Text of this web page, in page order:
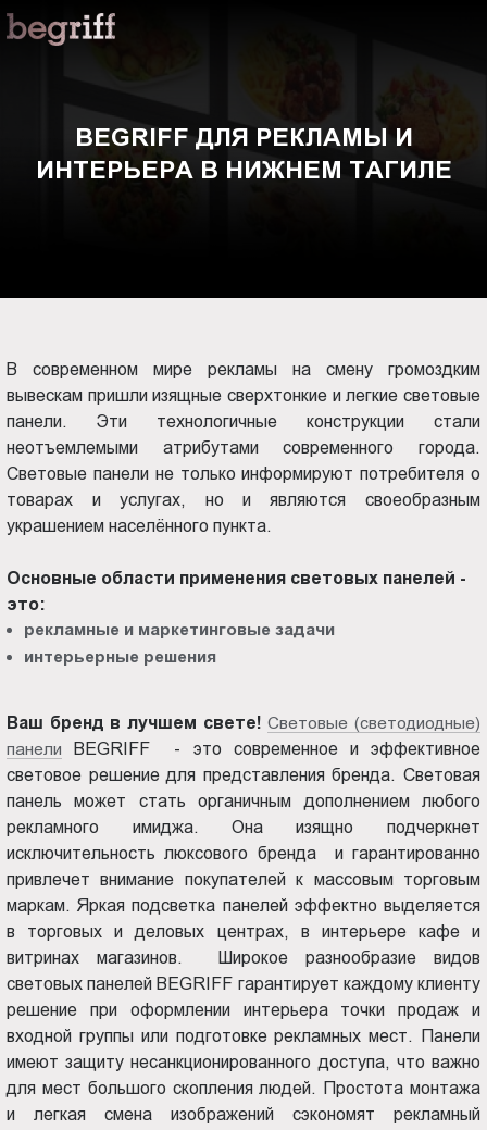
BEGRIFF
рекламы
в
Тагиле
BEGRIFF ДЛЯ РЕКЛАМЫ И
ИНТЕРЬЕРА В НИЖНЕМ ТАГИЛЕ
В современном мире рекламы на смену громоздким
вывескам пришли изящные сверхтонкие и легкие световые
панели. Эти технологичные конструкции стали
неотъемлемыми атрибутами современного города.
Световые панели не только информируют потребителя о
товарах и услугах, но и являются своеобразным
украшением населённого пункта.
Основные области применения световых панелей -
это:
рекламные и маркетинговые задачи
интерьерные решения
Ваш бренд в лучшем свете!Световые (светодиодные)
панели BEGRIFF - это современное и эффективное
световое решение для представления бренда. Световая
панель может стать органичным дополнением любого
рекламного имиджа. Она изящно подчеркнет
исключительность люксового бренда и гарантированно
привлечет внимание покупателей к массовым торговым
маркам. Яркая подсветка панелей эффектно выделяется
в торговых и деловых центрах, в интерьере кафе и
витринах магазинов. Широкое разнообразие видов
световых панелей BEGRIFF гарантирует каждому клиенту
решение при оформлении интерьера точки продаж и
входной группы или подготовке рекламных мест. Панели
имеют защиту несанкционированного доступа, что важно
для мест большого скопления людей. Простота монтажа
и легкая смена изображений сэкономят рекламный
ООО
"Компания
620016
д.
707
sales@begriff.ru
+73433454747
RUB
Пн.-
Пт.:
9.00-
Сб.,
Вс.:
выходной